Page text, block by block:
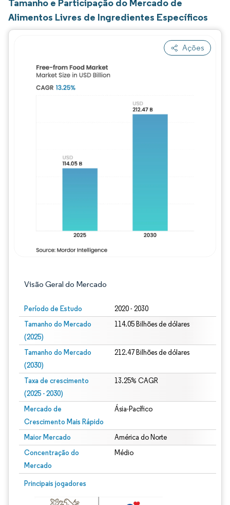
Tamanho e Participação do Mercado de
Alimentos Livres de Ingredientes Específicos
Ações
Visão Geral do Mercado
Período de Estudo 2020 - 2030
Tamanho do Mercado
(2025)
114.05 Bilhões de dólares
Tamanho do Mercado
(2030)
212.47 Bilhões de dólares
Taxa de crescimento
(2025 - 2030)
13.25% CAGR
Mercado de
Crescimento Mais Rápido
Ásia-Pacífico
Maior Mercado América do Norte
Concentração do
Mercado
Médio
Principais jogadores
Imagem © Mordor Intelligence. O reuso requer atribuição conforme CC BY 4.0.